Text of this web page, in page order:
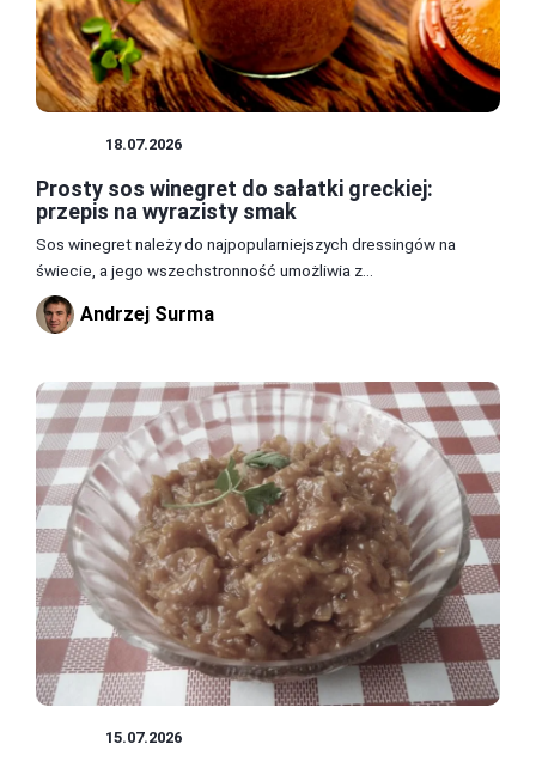
18.07.2026
Prosty sos winegret do sałatki greckiej:
przepis na wyrazisty smak
Sos winegret należy do najpopularniejszych dressingów na
świecie, a jego wszechstronność umożliwia z...
Andrzej Surma
15.07.2026